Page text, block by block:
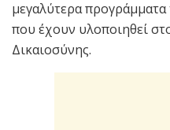
μεγαλύτερα
που έχουν υλοποιηθεί
Δικαιοσύνης.